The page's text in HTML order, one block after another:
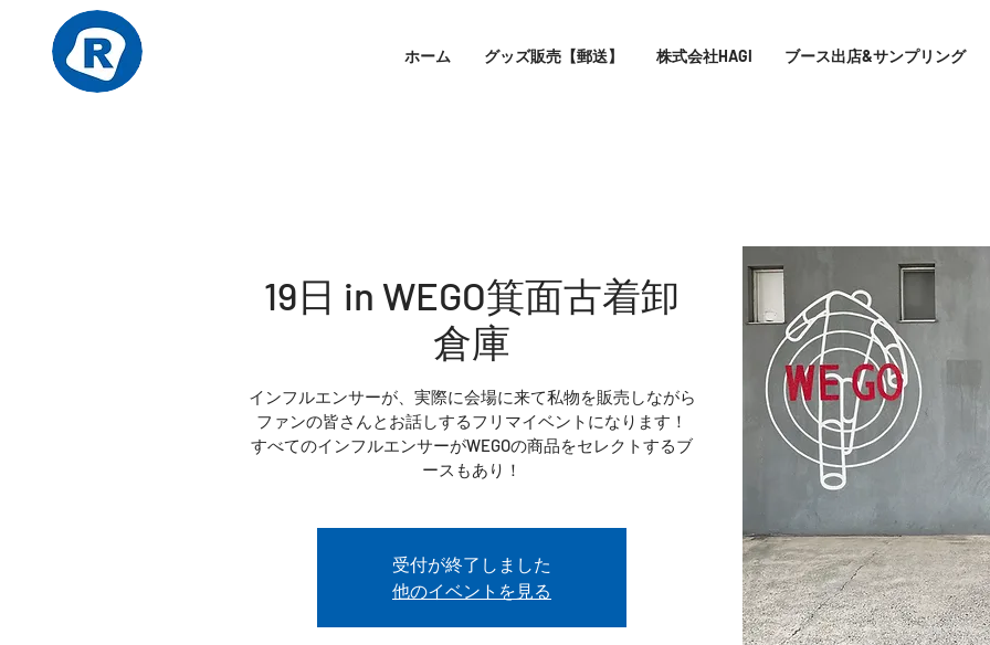
ホーム グッズ販売【郵送】 株式会社HAGI ブース出店&サンプリング
19日 in WEGO箕面古着卸
倉庫
インフルエンサーが、実際に会場に来て私物を販売しながら
ファンの皆さんとお話しするフリマイベントになります！
すべてのインフルエンサーがWEGOの商品をセレクトするブ
ースもあり！
受付が終了しました
他のイベントを見る